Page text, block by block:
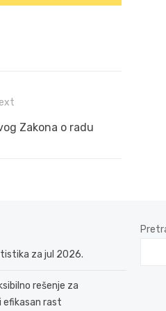
Zakona o radu
za jul 2026.
rešenje za
efikasan rast